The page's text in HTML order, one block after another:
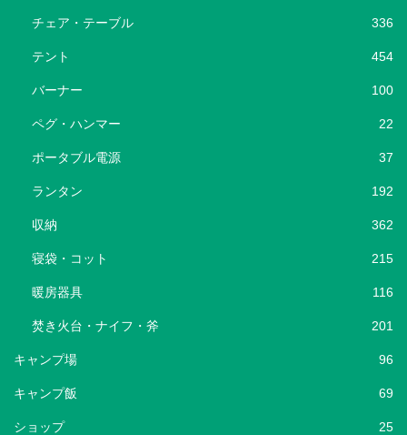
チェア・テーブル 336
テント 454
バーナー 100
ペグ・ハンマー 22
ポータブル電源 37
ランタン 192
収納 362
寝袋・コット 215
暖房器具 116
焚き火台・ナイフ・斧 201
キャンプ場 96
キャンプ飯 69
ショップ 25